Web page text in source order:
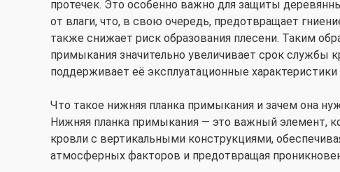
протечек. Это особенно важно для защиты
от влаги, что, в свою очередь, предотвращает
также снижает риск образования плесени. Таким
примыкания значительно увеличивает срок службы
поддерживает её эксплуатационные
Что такое нижняя планка примыкания и зачем она
Нижняя планка примыкания — это важный элемент,
кровли с вертикальными конструкциями,
атмосферных факторов и предотвращая